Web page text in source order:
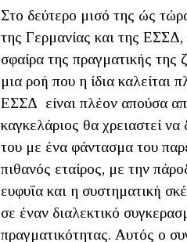
Στο δεύτερο μισό της ώς
της Γερμανίας και της
σφαίρα της πραγματικής
μια ροή που η ίδια καλείται
ΕΣΣΔ είναι πλέον απούσα
καγκελάριος θα χρειαστεί να
του με ένα φάντασμα του
πιθανός εταίρος, με την
ευφυΐα και η συστηματική
σε έναν διαλεκτικό
πραγματικότητας. Αυτός ο